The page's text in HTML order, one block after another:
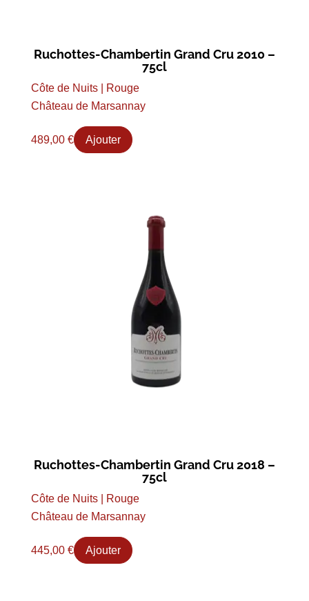
Ruchottes-Chambertin Grand Cru 2010 –
75cl
Côte de Nuits | Rouge
Château de Marsannay
489,00 € Ajouter
Ruchottes-Chambertin Grand Cru 2018 –
75cl
Côte de Nuits | Rouge
Château de Marsannay
445,00 € Ajouter